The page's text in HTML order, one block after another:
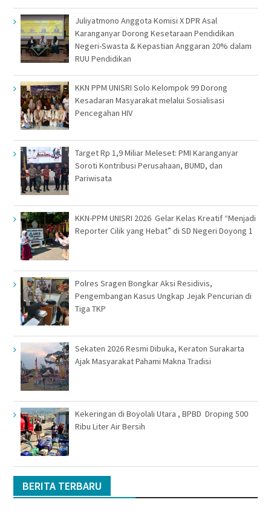
Juliyatmono Anggota Komisi X DPR Asal
Karanganyar Dorong Kesetaraan Pendidikan
Negeri-Swasta & Kepastian Anggaran 20% dalam
RUU Pendidikan
KKN PPM UNISRI Solo Kelompok 99 Dorong
Kesadaran Masyarakat melalui Sosialisasi
Pencegahan HIV
Target Rp 1,9 Miliar Meleset: PMI Karanganyar
Soroti Kontribusi Perusahaan, BUMD, dan
Pariwisata
KKN-PPM UNISRI 2026 Gelar Kelas Kreatif “Menjadi
Reporter Cilik yang Hebat” di SD Negeri Doyong 1
Polres Sragen Bongkar Aksi Residivis,
Pengembangan Kasus Ungkap Jejak Pencurian di
Tiga TKP
Sekaten 2026 Resmi Dibuka, Keraton Surakarta
Ajak Masyarakat Pahami Makna Tradisi
Kekeringan di Boyolali Utara , BPBD Droping 500
Ribu Liter Air Bersih
BERITA TERBARU